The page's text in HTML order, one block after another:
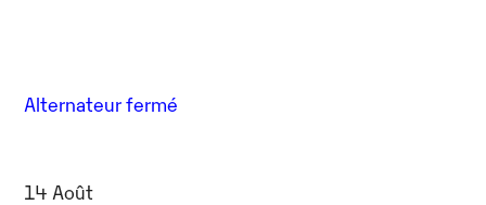
Alternateur fermé
14 Août